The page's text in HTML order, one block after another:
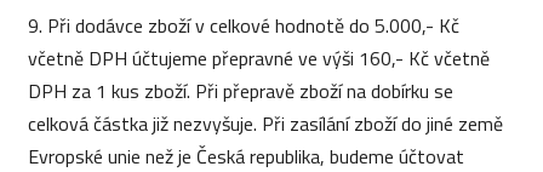
9. Při dodávce zboží v celkové hodnotě do 5.000,- Kč
včetně DPH účtujeme přepravné ve výši 160,- Kč včetně
DPH za 1 kus zboží. Při přepravě zboží na dobírku se
celková částka již nezvyšuje. Při zasílání zboží do jiné země
Evropské unie než je Česká republika, budeme účtovat